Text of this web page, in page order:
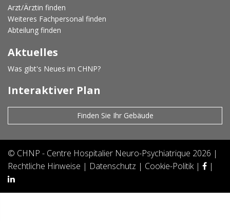
Arzt/Ärztin finden
Weiteres Fachpersonal finden
Abteilung finden
Aktuelles
Was gibt's Neues im CHNP?
Interaktiver Plan
Finden Sie Ihr Gebäude
© CHNP - Centre Hospitalier Neuro-Psychiatrique 2026 |
Rechtliche Hinweise | Datenschutz | Cookie-Politik | |